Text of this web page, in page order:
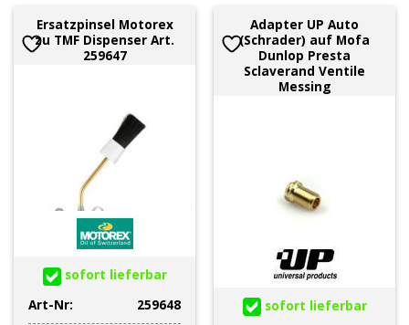
Ersatzpinsel Motorex
zu TMF Dispenser Art.
259647
sofort lieferbar
Art-Nr:
259648
Adapter UP Auto
(Schrader) auf Mofa
Dunlop Presta
Sclaverand Ventile
Messing
sofort lieferbar